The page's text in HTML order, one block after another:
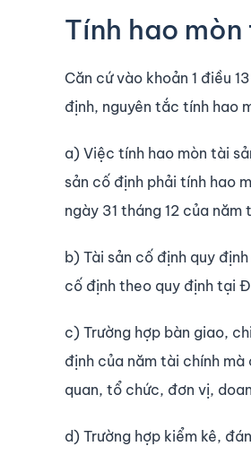
Tính hao
Căn cứ vào khoản 1 điều
định, nguyên tắc tính hao
a) Việc tính hao mòn tài
sản cố định phải tính hao
ngày 31 tháng 12 của năm
b) Tài sản cố định quy
cố định theo quy định tại
c) Trường hợp bàn giao,
định của năm tài chính
quan, tổ chức, đơn vị,
d) Trường hợp kiểm kê,